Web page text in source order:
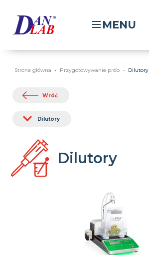
MENU
Strona główna Przygotowywanie prób Dilutory
Wróć
Dilutory
Dilutory